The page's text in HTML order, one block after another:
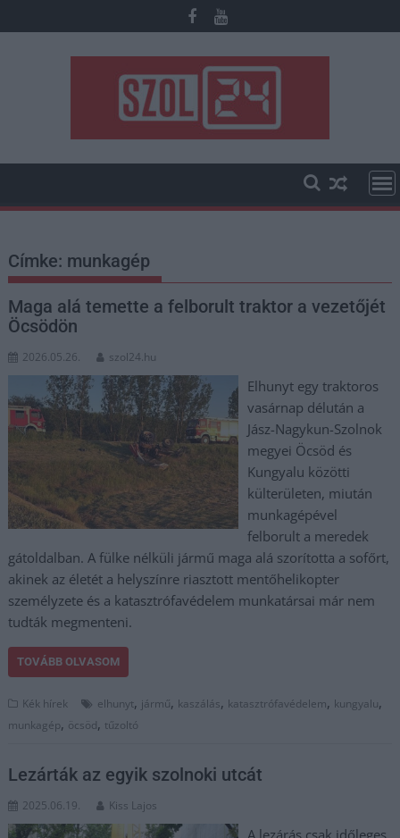
to
Címke: munkagép
Maga alá temette a felborult traktor a vezetőjét
Öcsödön
2026.05.26. szol24.hu
Elhunyt egy traktoros
vasárnap délután a
Jász-Nagykun-Szolnok
megyei Öcsöd és
Kungyalu közötti
külterületen, miután
munkagépével
felborult a meredek
gátoldalban. A fülke nélküli jármű maga alá szorította a sofőrt,
akinek az életét a helyszínre riasztott mentőhelikopter
személyzete és a katasztrófavédelem munkatársai már nem
tudták megmenteni.
TOVÁBB OLVASOM
Kék hírek elhunyt, jármű, kaszálás, katasztrófavédelem, kungyalu,
munkagép, öcsöd, tűzoltó
Lezárták az egyik szolnoki utcát
2025.06.19. Kiss Lajos
A lezárás csak időleges